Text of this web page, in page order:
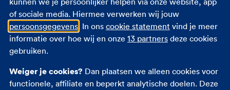
Overlast zonnepanelen
Scheiding
Scheiding - mediation
Autoverzekering
of sociale media. Hiermee verwerken wij jouw
persoonsgegevens. In ons cookie statement vind je meer
informatie over hoe wij en onze 13 partnersdeze cookies
gebruiken.
Weiger je cookies? Dan plaatsen we alleen cookies voor
functionele, affiliate en beperkt analytische doelen. Deze